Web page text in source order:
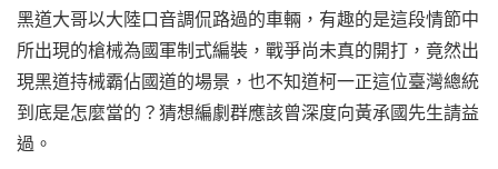
黑道大哥以大陸口音調侃路過的車輛，有趣的是這段情節中
所出現的槍械為國軍制式編裝，戰爭尚未真的開打，竟然出
現黑道持械霸佔國道的場景，也不知道柯一正這位臺灣總統
到底是怎麼當的？猜想編劇群應該曾深度向黃承國先生請益
過。